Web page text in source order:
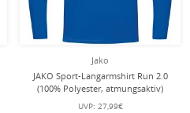
Jako
JAKO Sport-Langarmshirt Run 2.0
(100% Polyester, atmungsaktiv)
royalblau Herren
UVP: 27,99€